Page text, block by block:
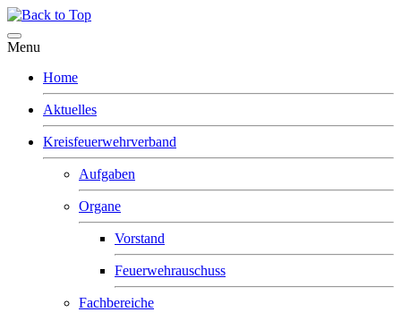
Menu
Home
Aktuelles
Kreisfeuerwehrverband
Aufgaben
Organe
Vorstand
Feuerwehrauschuss
Fachbereiche